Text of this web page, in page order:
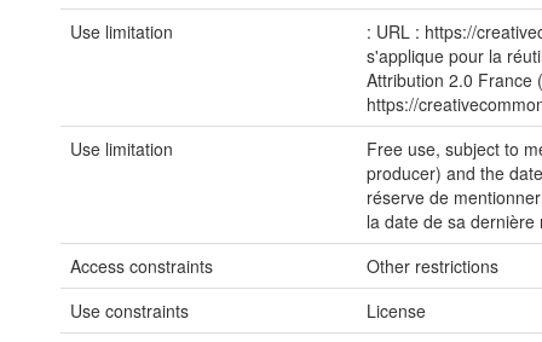
Use limitation
: URL : https://
s'applique pour la
Attribution 2.0 France
https://
Use limitation
Free use, subject to
producer) and the
réserve de
la date de sa dernière
Access constraints
Other restrictions
Use constraints
License